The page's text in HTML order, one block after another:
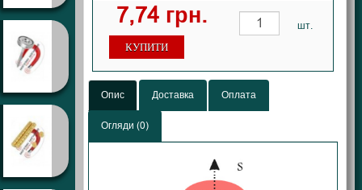
7,74 грн. шт.
КУПИТИ
Опис Доставка Оплата
Огляди (0)